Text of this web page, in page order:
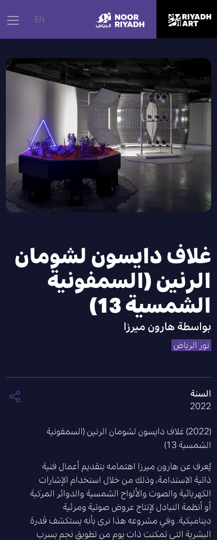
EN الرئيسية | الأعمال الفنية | غلاف دايسون لشومان الرنين (السمفونية
الشمسية 13)
غلاف دايسون لشومان
الرنين (السمفونية
الشمسية 13)
بواسطة هارون ميرزا
نور الرياض
السنة
2022
(2022) غلاف دايسون لشومان الرنين (السمفونية
الشمسية 13)
يُعرف عن هارون ميرزا اهتمامه بتقديم أعمال فنية
ذاتية الاستدامة، وذلك من خلال استخدام الإشارات
الكهربائية والصوت والألواح الشمسية والدوائر المركبة
أو أنظمة التبادل لإنتاج عروض صوتية ومرئية
ديناميكية. وفي مشروعه هذا نرى بأنه يستكشف قدرة
البشرية التي تمكنت ذات يوم من تطويق نجم بسرب